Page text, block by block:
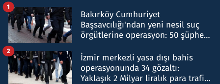
Bakırköy Cumhuriyet
Başsavcılığı'ndan yeni nesil suç
örgütlerine operasyon: 50 şüpheli
1
İzmir merkezli yasa dışı bahis
operasyonunda 34 gözaltı:
Yaklaşık 2 Milyar liralık para trafiği
2